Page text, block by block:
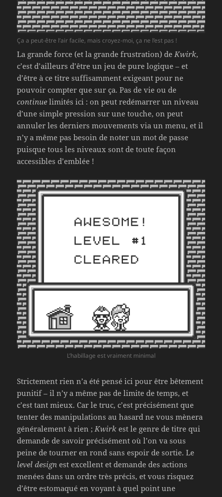
Ça a peut-être l’air facile, mais croyez-moi, ça ne l’est pas !
La grande force (et la grande frustration) deKwirk,
c’est d’ailleurs d’être un jeu de pure logique – et
d’être à ce titre suffisamment exigeant pour ne
pouvoir compter que sur ça. Pas de vie ou de
continue limités ici : on peut redémarrer un niveau
d’une simple pression sur une touche, on peut
annuler les derniers mouvements via un menu, et il
n’y a même pas besoin de noter un mot de passe
puisque tous les niveaux sont de toute façon
accessibles d’emblée !
L’habillage est vraiment minimal
Strictement rien n’a été pensé ici pour être bêtement
punitif – il n’y a même pas de limite de temps, et
c’est tant mieux. Car le truc, c’est précisément que
tenter des manipulations au hasard ne vous mènera
généralement à rien ; Kwirk est le genre de titre qui
demande de savoir précisément où l’on va sous
peine de tourner en rond sans espoir de sortie. Le
level design est excellent et demande des actions
menées dans un ordre très précis, et vous risquez
d’être estomaqué en voyant à quel point une